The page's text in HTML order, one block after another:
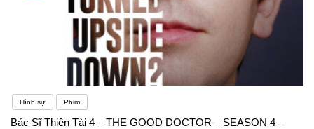
Hình sự Phim
Bác Sĩ Thiên Tài 4 – THE GOOD DOCTOR – SEASON 4 –